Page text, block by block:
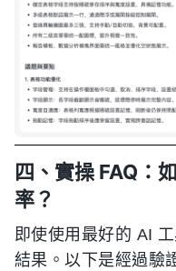
四、實操 FAQ：
率？
即使使用最好的 AI
結果。以下是經過驗